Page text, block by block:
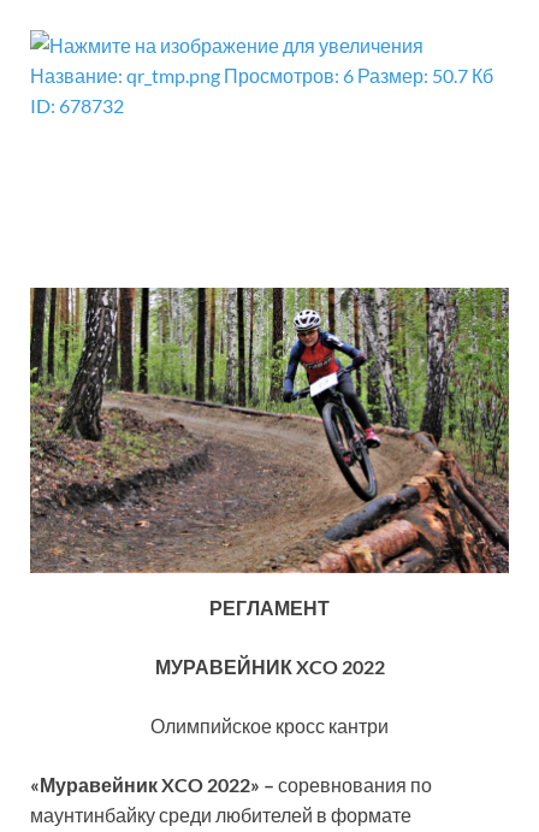
РЕГЛАМЕНТ
МУРАВЕЙНИК XCO 2022
Олимпийское кросс кантри
«Муравейник XCO 2022» – соревнования по
маунтинбайку среди любителей в формате